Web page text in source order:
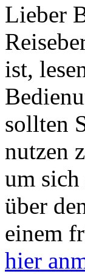
Lieber
ist,
sollten
nutzen
um
über
einem
hier